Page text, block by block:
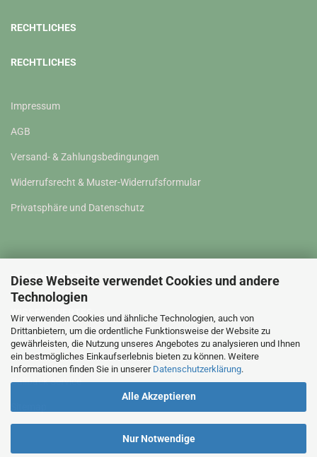
Diese Webseite verwendet Cookies und andere
Technologien
Wir verwenden Cookies und ähnliche Technologien, auch von
Drittanbietern, um die ordentliche Funktionsweise der Website zu
gewährleisten, die Nutzung unseres Angebotes zu analysieren und Ihnen
ein bestmögliches Einkaufserlebnis bieten zu können. Weitere
Informationen finden Sie in unserer Datenschutzerklärung.
Alle Akzeptieren
Nur Notwendige
RECHTLICHES
RECHTLICHES
Impressum
AGB
Versand- & Zahlungsbedingungen
Widerrufsrecht & Muster-Widerrufsformular
Privatsphäre und Datenschutz
WISSENSWERTES
WISSENSWERTES
Kontakt
Callback Service